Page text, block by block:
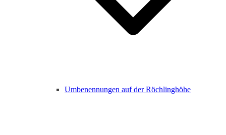
Umbenennungen auf der Röchlinghöhe